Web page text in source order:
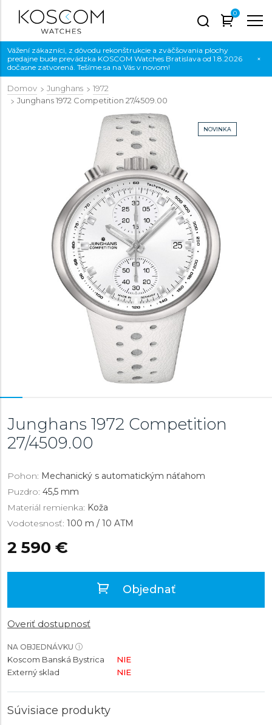
0
Vážení zákazníci, z dôvodu rekonštrukcie a zväčšovania plochy
predajne bude prevádzka KOSCOM Watches Bratislava od 1.8.2026
dočasne zatvorená. Tešíme sa na Vás v novom!
×
Domov Junghans
1972
Junghans 1972 Competition 27/4509.00
NOVINKA
Junghans 1972 Competition
27/4509.00
Pohon: Mechanický s automatickým náťahom
Puzdro: 45,5 mm
Materiál remienka: Koža
Vodotesnosť: 100 m / 10 ATM
2 590 €
Objednať
Overiť dostupnosť
NA OBJEDNÁVKU
Koscom Banská Bystrica
NIE
Externý sklad
NIE
Súvisiace produkty